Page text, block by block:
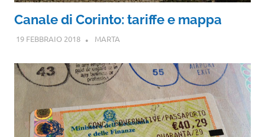
Canale di Corinto: tariffe e mappa
19 FEBBRAIO 2018 MARTA